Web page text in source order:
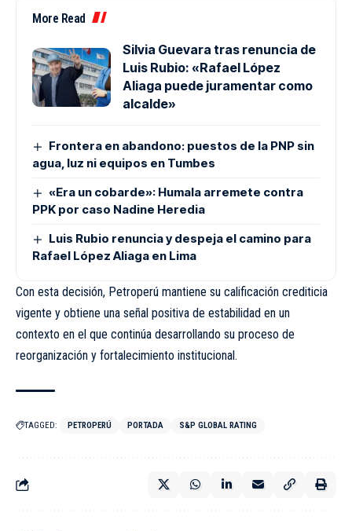
More Read
Silvia Guevara tras renuncia de
Luis Rubio: «Rafael López
Aliaga puede juramentar como
alcalde»
Frontera en abandono: puestos de la PNP sin
agua, luz ni equipos en Tumbes
«Era un cobarde»: Humala arremete contra
PPK por caso Nadine Heredia
Luis Rubio renuncia y despeja el camino para
Rafael López Aliaga en Lima
Con esta decisión, Petroperú mantiene su calificación crediticia
vigente y obtiene una señal positiva de estabilidad en un
contexto en el que continúa desarrollando su proceso de
reorganización y fortalecimiento institucional.
TAGGED: PETROPERÚ PORTADA S&P GLOBAL RATING